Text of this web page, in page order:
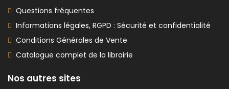
Questions fréquentes
Informations légales, RGPD : Sécurité et confidentialité
Conditions Générales de Vente
Catalogue complet de la librairie
Nos autres sites